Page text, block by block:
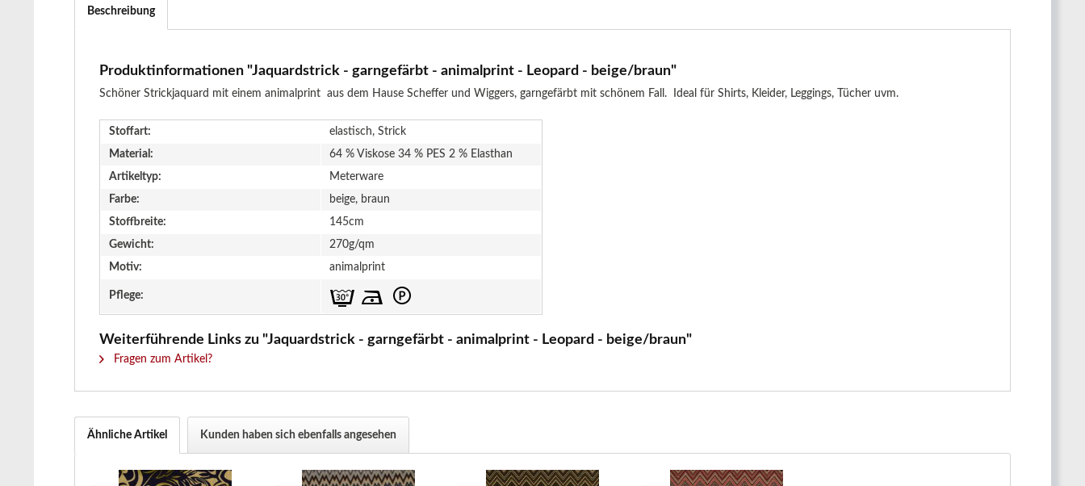
Beschreibung
Produktinformationen "Jaquardstrick - garngefärbt - animalprint - Leopard - beige/braun"
Schöner Strickjaquard mit einem animalprint aus dem Hause Scheffer und Wiggers, garngefärbt mit schönem Fall. Ideal für Shirts, Kleider, Leggings, Tücher uvm.
Stoffart:
elastisch, Strick
Material:
64 % Viskose 34 % PES 2 % Elasthan
Artikeltyp:
Meterware
Farbe:
beige, braun
Stoffbreite:
145cm
Gewicht:
270g/qm
Motiv:
animalprint
Pflege:
Weiterführende Links zu "Jaquardstrick - garngefärbt - animalprint - Leopard - beige/braun"
Fragen zum Artikel?
Ähnliche Artikel Kunden haben sich ebenfalls angesehen